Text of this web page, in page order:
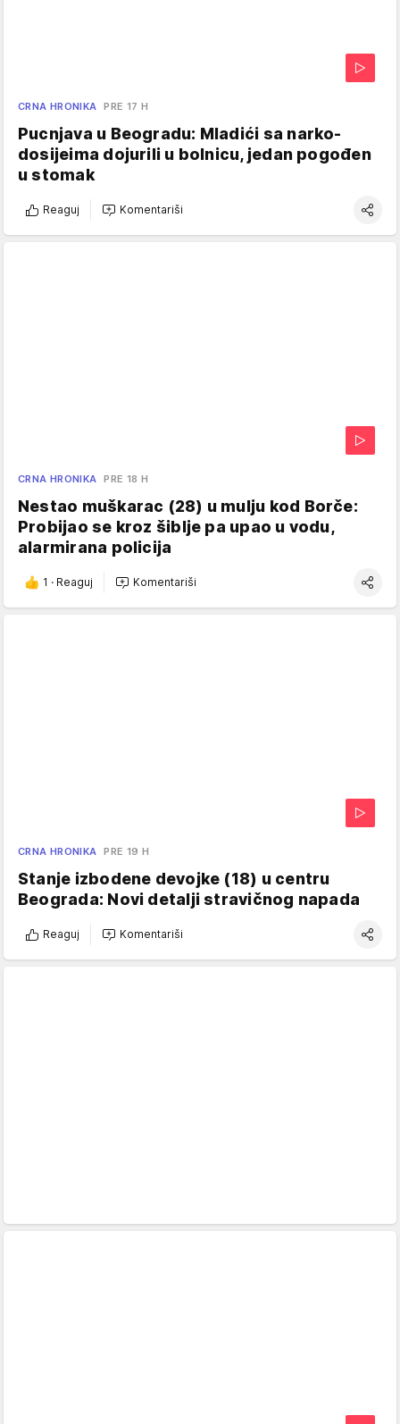
CRNA HRONIKA PRE 17 H
Pucnjava u Beogradu: Mladići sa narko-
dosijeima dojurili u bolnicu, jedan pogođen
u stomak
Reaguj Komentariši
CRNA HRONIKA PRE 18 H
Nestao muškarac (28) u mulju kod Borče:
Probijao se kroz šiblje pa upao u vodu,
alarmirana policija
1 · Reaguj Komentariši
CRNA HRONIKA PRE 19 H
Stanje izbodene devojke (18) u centru
Beograda: Novi detalji stravičnog napada
Reaguj Komentariši